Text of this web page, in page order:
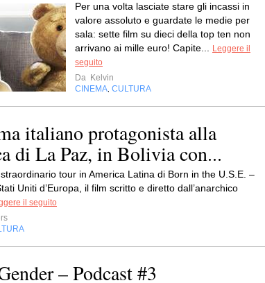
Per una volta lasciate stare gli incassi in
valore assoluto e guardate le medie per
sala: sette film su dieci della top ten non
arrivano ai mille euro! Capite...
Leggere il
seguito
Da Kelvin
CINEMA CULTURA
italiano protagonista alla
di La Paz, in Bolivia con...
tour in America Latina di Born in the U.S.E. –
Uniti d’Europa, il film scritto e diretto dall’anarchico
il seguito
– Podcast #3